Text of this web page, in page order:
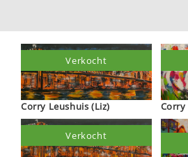
Corry Leushuis (Liz)
Verkocht
Verkocht